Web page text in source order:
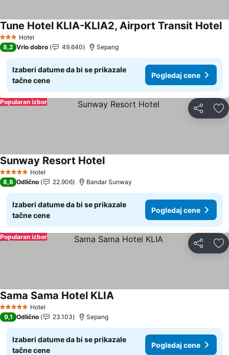
3 Zvezdice
Hotel
Tune Hotel KLIA-KLIA2, Airport Transit Hotel
8,2 Vrlo dobro 49.640 Sepang
Izaberi datume da bi se prikazale
tačne cene
Pogledaj cene
Deli
Popularan izbor
5 ZvezdiceHotel
Sunway Resort HotelPogledaj cene
8,8 Odlično 22.906 Bandar Sunway
Izaberi datume da bi se prikazale
tačne cene
Pogledaj cene
Deli
Popularan izbor
5 ZvezdiceHotel
Sama Sama Hotel KLIAPogledaj cene
9,1 Odlično 23.103 Sepang
Izaberi datume da bi se prikazale
tačne cene
Pogledaj cene